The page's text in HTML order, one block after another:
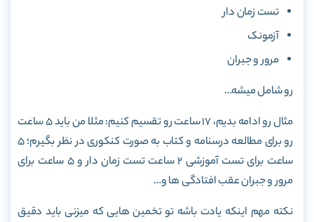
تست زمان دار
آزمونک
مرور و جبران
رو شامل میشه…
مثال رو ادامه بدیم، 17 ساعت رو تقسیم کنیم: مثلا من باید 5 ساعت
رو برای مطالعه درسنامه و کتاب به صورت کنکوری در نظر بگیرم؛ 5
ساعت برای تست آموزشی 2 ساعت تست زمان دار و 5 ساعت برای
مرور و جبران عقب افتادگی ها و…
نکته مهم اینکه یادت باشه تو تخمین هایی که میزنی باید دقیق